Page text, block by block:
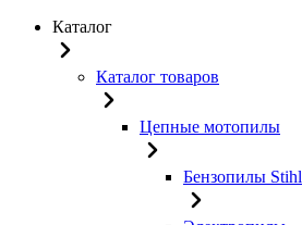
Каталог
Каталог товаров
Цепные мотопилы
Бензопилы Stihl